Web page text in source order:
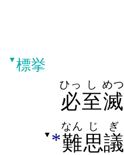
▼標挙
必
ひっ
至
し
滅
めつ
▼ *難
なん
思議
じぎ